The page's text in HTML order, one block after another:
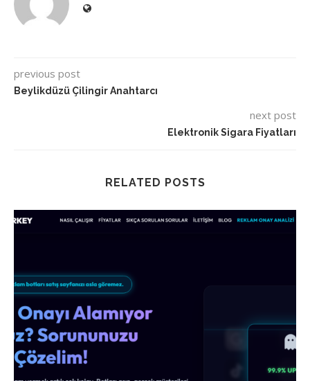
previous post
Beylikdüzü Çilingir Anahtarcı
next post
Elektronik Sigara Fiyatları
RELATED POSTS